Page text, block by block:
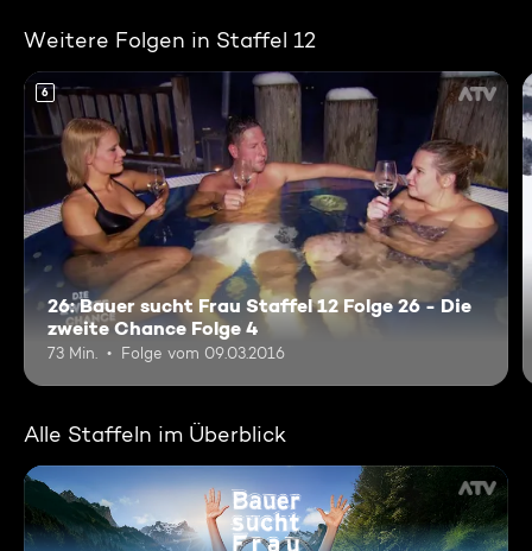
Weitere Folgen in Staffel 12
6
26: Bauer sucht Frau Staffel 12 Folge 26 - Die
zweite Chance Folge 4
73 Min. Folge vom 09.03.2016
Alle Staffeln im Überblick